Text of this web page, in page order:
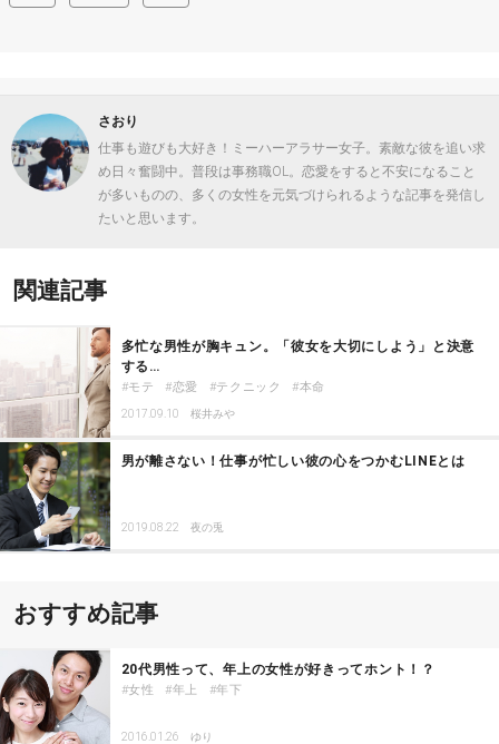
さおり
仕事も遊びも大好き！ミーハーアラサー女子。素敵な彼を追い求
め日々奮闘中。普段は事務職OL。恋愛をすると不安になること
が多いものの、多くの女性を元気づけられるような記事を発信し
たいと思います。
関連記事
多忙な男性が胸キュン。「彼女を大切にしよう」と決意
する…
モテ 恋愛 テクニック 本命
2017.09.10 桜井みや
男が離さない！仕事が忙しい彼の心をつかむLINEとは
2019.08.22 夜の兎
おすすめ記事
20代男性って、年上の女性が好きってホント！？
女性 年上 年下
2016.01.26 ゆり